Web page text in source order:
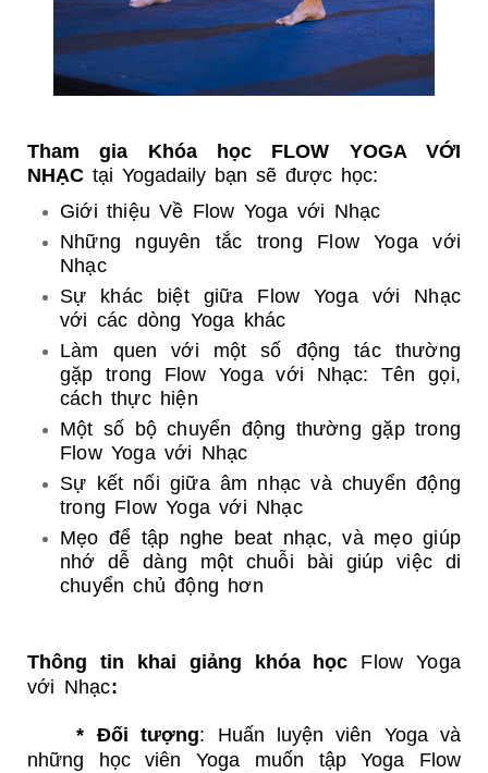
Tham gia Khóa học
FLOW YOGA VỚI
NHẠC tại Yogadaily bạn sẽ được học:
Giới thiệuVề Flow Yoga với Nhạc
Những nguyên tắc trong Flow Yoga với
Nhạc
Sự khác biệt giữa Flow Yoga với Nhạc
với các dòng Yoga khác
Làm quen với một số động tác thường
gặp trong Flow Yoga với Nhạc: Tên gọi,
cách thực hiện
Một số bộ chuyển động thường gặp trong
Flow Yoga với Nhạc
Sự kết nối giữa âm nhạc và chuyển động
trong Flow Yoga với Nhạc
Mẹo để tập nghe beat nhạc, và mẹo giúp
nhớ dễ dàng một chuỗi bài giúp việc di
chuyển chủ động hơn
Thông tin khai giảng khóa học
Flow Yoga
với Nhạc:
* Đối tượng: Huấn luyện viên Yoga và
những học viên Yoga muốn tập Yoga Flow